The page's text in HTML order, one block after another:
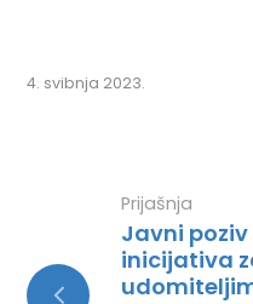
4. svibnja 2023.
Prijašnja
Javni
inicijativa